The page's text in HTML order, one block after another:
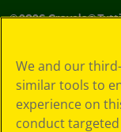
©2026Crayola®
in materia di
privacy
Informativa sulla
privacy
We and our
similar tools to
experience on
conduct